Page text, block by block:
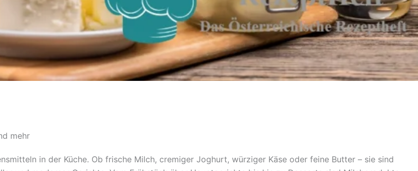
mehr
in der Küche. Ob frische Milch, cremiger Joghurt, würziger Käse oder feine Butter – sie sind